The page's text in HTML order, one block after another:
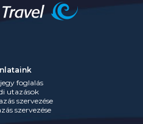
foglalás
utazások
szervezése
szervezése